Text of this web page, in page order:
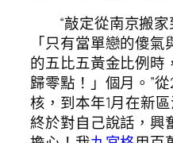
“敲定從南京搬
「只有當單戀的傻
的五比五黃金比例時
歸零點！」個月。”
核，到本年1月在新
終於對自己說話，興